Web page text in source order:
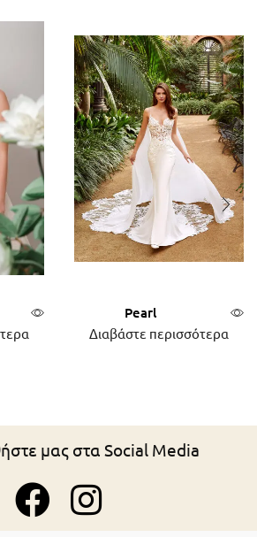
Pearl
Διαβάστε περισσότερα
μας στα Social Media